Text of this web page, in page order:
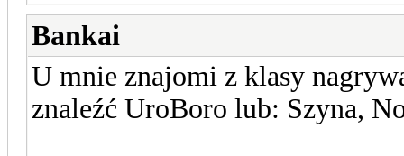
Bankai
U mnie znajomi z klasy
znaleźć UroBoro lub: Szyna,